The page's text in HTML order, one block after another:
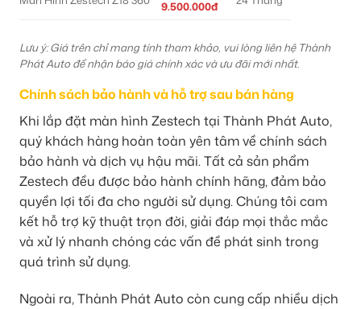
9.500.000đ
Lưu ý: Giá trên chỉ mang tính tham khảo, vui lòng liên hệ Thành
Phát Auto để nhận báo giá chính xác và ưu đãi mới nhất.
Chính sách bảo hành và hỗ trợ sau bán hàng
Khi lắp đặt màn hình Zestech tại Thành Phát Auto,
quý khách hàng hoàn toàn yên tâm về chính sách
bảo hành và dịch vụ hậu mãi. Tất cả sản phẩm
Zestech đều được bảo hành chính hãng, đảm bảo
quyền lợi tối đa cho người sử dụng. Chúng tôi cam
kết hỗ trợ kỹ thuật trọn đời, giải đáp mọi thắc mắc
và xử lý nhanh chóng các vấn đề phát sinh trong
quá trình sử dụng.
Ngoài ra, Thành Phát Auto còn cung cấp nhiều dịch